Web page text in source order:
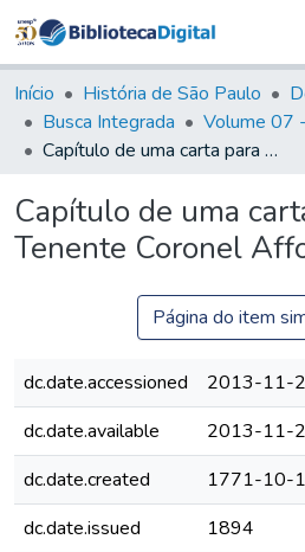
&
Tudo na
Biblioteca
Início História de São Paulo
Busca Integrada
Volume 07
Capítulo de uma carta para o Tenente Coronel Affonso Botelho
Capítulo de uma
Tenente Coronel
Página do item
dc.date.accessioned
2013-11-
dc.date.available
2013-11-
dc.date.created
1771-10-
dc.date.issued
1894